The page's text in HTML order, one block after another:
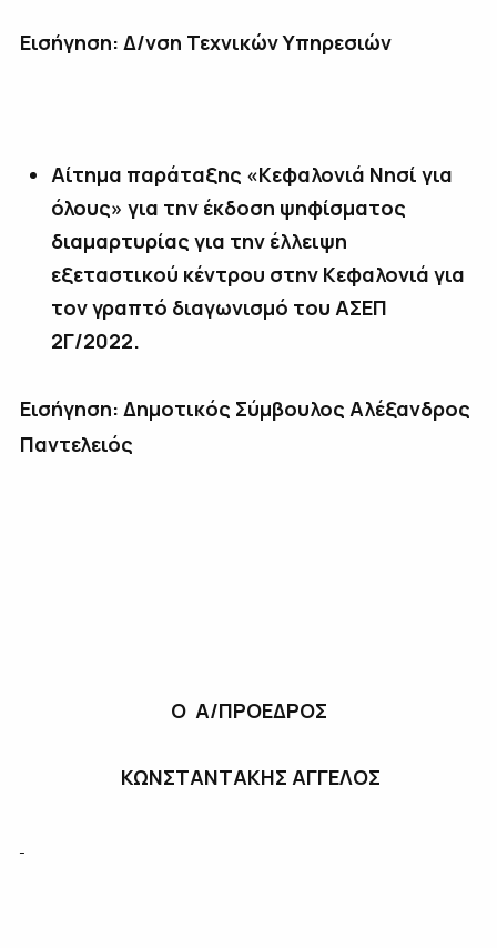
Εισήγηση: Δ/νση Τεχνικών Υπηρεσιών
Αίτημα παράταξης «Κεφαλονιά Νησί για
όλους» για την έκδοση ψηφίσματος
διαμαρτυρίας για την έλλειψη
εξεταστικού κέντρου στην Κεφαλονιά για
τον γραπτό διαγωνισμό του ΑΣΕΠ
2Γ/2022.
Εισήγηση: Δημοτικός Σύμβουλος Αλέξανδρος
Παντελειός
Ο Α/ΠΡΟΕΔΡΟΣ
ΚΩΝΣΤΑΝΤΑΚΗΣ ΑΓΓΕΛΟΣ